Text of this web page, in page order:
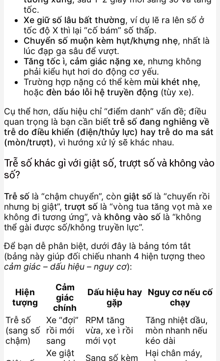
tốc.
Xe giữ số lâu bất thường, ví dụ lẽ ra lên số ở
tốc độ X thì lại “cố bám” số thấp.
Chuyển số muộn kèm hụt/khựng nhẹ, nhất là
lúc đạp ga sâu để vượt.
Tăng tốc ì, cảm giác nặng xe, nhưng không
phải kiểu hụt hơi do động cơ yếu.
Trường hợp nặng có thể kèm mùi khét nhẹ,
hoặc đèn báo lỗi hệ truyền động (tùy xe).
Cụ thể hơn, dấu hiệu chỉ “điểm danh” vấn đề; điều
quan trọng là bạn cần biết trễ số đang nghiêng về
trễ do điều khiển (điện/thủy lực) hay trễ do ma sát
(mòn/trượt), vì hướng xử lý sẽ khác nhau.
Trễ số khác gì với giật số, trượt số và không vào
số?
Trễ số là “chậm chuyển”, còn giật số là “chuyển rồi
nhưng bị giật”, trượt số là “vòng tua tăng vọt mà xe
không đi tương ứng”, và không vào số là “không
thể gài được số/không truyền lực”.
Để bạn dễ phân biệt, dưới đây là bảng tóm tắt
(bảng này giúp đối chiếu nhanh 4 hiện tượng theo
cảm giác – dấu hiệu – nguy cơ):
Hiện
tượng
Cảm
giác
chính
Dấu hiệu hay
gặp
Nguy cơ nếu cố
chạy
Trễ số
(sang số
chậm)
Xe “đợi”
rồi mới
sang
RPM tăng
vừa, xe ì rồi
mới vọt
Tăng nhiệt dầu,
mòn nhanh nếu
kéo dài
Xe giật
Sang số kèm
Hại chân máy,